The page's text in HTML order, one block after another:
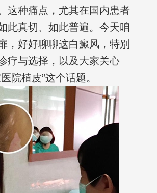
这种痛点，尤其在国内患者
此真切、如此普遍。今天咱
，好好聊聊这白癜风，特别
疗与选择，以及大家关心
院植皮”这个话题。